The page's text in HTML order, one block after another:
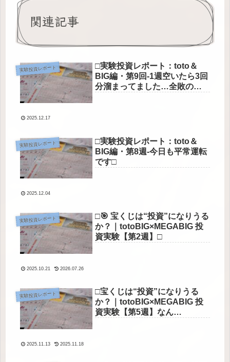
関連記事
実験投資レポート
□実験投資レポート：toto＆
BIG編・第9回-1週空いたら3回
分溜まってました…全敗のご
2025.12.17
実験投資レポート
□実験投資レポート：toto＆
BIG編・第8週-今日も平常運転
です□
2025.12.04
実験投資レポート
□🎯 宝くじは“投資”になりうる
か？｜totoBIG×MEGABIG 投
資実験【第2週】□
2025.10.21 2026.07.26
実験投資レポート
□宝くじは“投資”になりうる
か？｜totoBIG×MEGABIG 投
資実験【第5週】なん
2025.11.13 2025.11.18